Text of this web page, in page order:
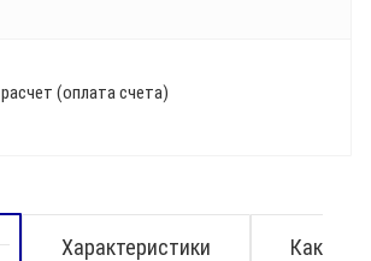
(оплата счета)
Характеристики
Как